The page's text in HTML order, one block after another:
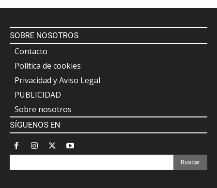
SOBRE NOSOTROS
Contacto
Política de cookies
Privacidad y Aviso Legal
PUBLICIDAD
Sobre nosotros
SÍGUENOS EN
Buscar